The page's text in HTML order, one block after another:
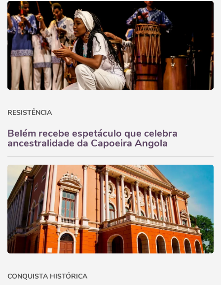
RESISTÊNCIA
Belém recebe espetáculo que celebra
ancestralidade da Capoeira Angola
CONQUISTA HISTÓRICA